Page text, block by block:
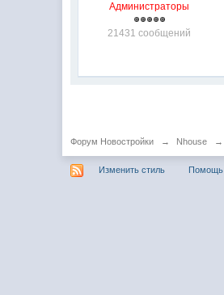
Администраторы
21431 сообщений
Форум Новостройки → Nhouse →
Изменить стиль Помощь